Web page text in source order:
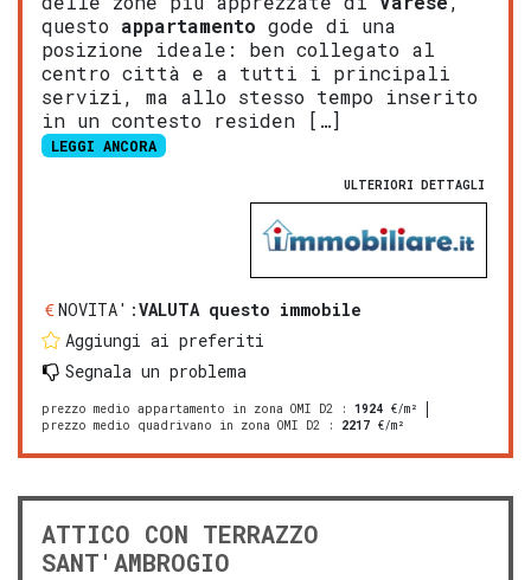
questo appartamento gode di una
posizione ideale: ben collegato al
centro città e a tutti i principali
servizi, ma allo stesso tempo inserito
in un contesto residen […]
LEGGI ANCORA
ULTERIORI DETTAGLI
NOVITA':VALUTA questo immobile
Aggiungi ai preferiti
Segnala un problema
prezzo medio appartamento in zona OMI D2 : 1924 €/m²
prezzo medio quadrivano in zona OMI D2 : 2217 €/m²
ATTICO CON TERRAZZO
SANT'AMBROGIO